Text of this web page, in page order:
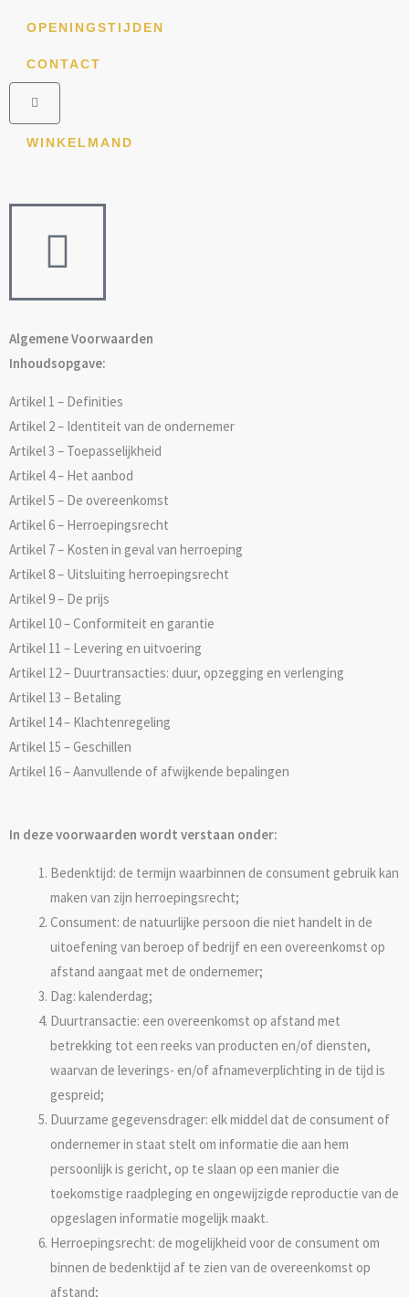
inhoud
OPENINGSTIJDEN
CONTACT
Winkelwagen
WINKELMAND
Algemene Voorwaarden
Inhoudsopgave:
Artikel 1 – Definities
Artikel 2 – Identiteit van de ondernemer
Artikel 3 – Toepasselijkheid
Artikel 4 – Het aanbod
Artikel 5 – De overeenkomst
Artikel 6 – Herroepingsrecht
Artikel 7 – Kosten in geval van herroeping
Artikel 8 – Uitsluiting herroepingsrecht
Artikel 9 – De prijs
Artikel 10 – Conformiteit en garantie
Artikel 11 – Levering en uitvoering
Artikel 12 – Duurtransacties: duur, opzegging en verlenging
Artikel 13 – Betaling
Artikel 14 – Klachtenregeling
Artikel 15 – Geschillen
Artikel 16 – Aanvullende of afwijkende bepalingen
In deze voorwaarden wordt verstaan onder:
Bedenktijd: de termijn waarbinnen de consument gebruik kan
maken van zijn herroepingsrecht;
Consument: de natuurlijke persoon die niet handelt in de
uitoefening van beroep of bedrijf en een overeenkomst op
afstand aangaat met de ondernemer;
Dag: kalenderdag;
Duurtransactie: een overeenkomst op afstand met
betrekking tot een reeks van producten en/of diensten,
waarvan de leverings- en/of afnameverplichting in de tijd is
gespreid;
Duurzame gegevensdrager: elk middel dat de consument of
ondernemer in staat stelt om informatie die aan hem
persoonlijk is gericht, op te slaan op een manier die
toekomstige raadpleging en ongewijzigde reproductie van de
opgeslagen informatie mogelijk maakt.
Herroepingsrecht: de mogelijkheid voor de consument om
binnen de bedenktijd af te zien van de overeenkomst op
afstand;